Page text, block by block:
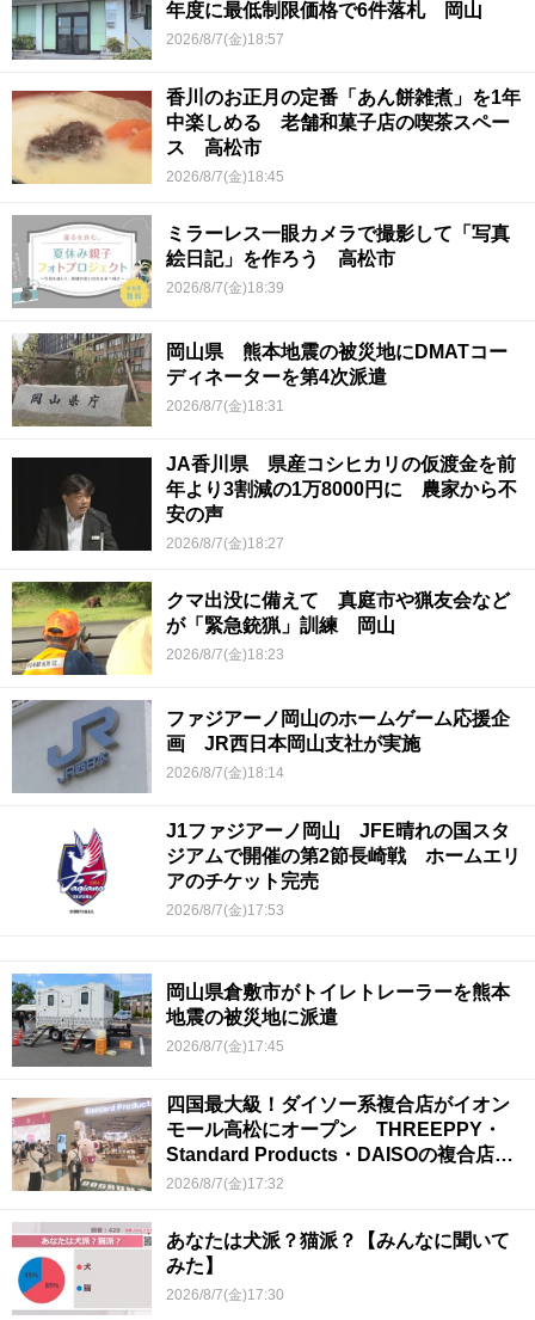
年度に最低制限価格で6件落札 岡山
2026/8/7(金)18:57
香川のお正月の定番「あん餅雑煮」を1年
中楽しめる 老舗和菓子店の喫茶スペー
ス 高松市
2026/8/7(金)18:45
ミラーレス一眼カメラで撮影して「写真
絵日記」を作ろう 高松市
2026/8/7(金)18:39
岡山県 熊本地震の被災地にDMATコー
ディネーターを第4次派遣
2026/8/7(金)18:31
JA香川県 県産コシヒカリの仮渡金を前
年より3割減の1万8000円に 農家から不
安の声
2026/8/7(金)18:27
クマ出没に備えて 真庭市や猟友会など
が「緊急銃猟」訓練 岡山
2026/8/7(金)18:23
ファジアーノ岡山のホームゲーム応援企
画 JR西日本岡山支社が実施
2026/8/7(金)18:14
J1ファジアーノ岡山 JFE晴れの国スタ
ジアムで開催の第2節長崎戦 ホームエリ
アのチケット完売
2026/8/7(金)17:53
岡山県倉敷市がトイレトレーラーを熊本
地震の被災地に派遣
2026/8/7(金)17:45
四国最大級！ダイソー系複合店がイオン
モール高松にオープン THREEPPY・
Standard Products・DAISOの複合店は
香川県初
2026/8/7(金)17:32
あなたは犬派？猫派？【みんなに聞いて
みた】
2026/8/7(金)17:30